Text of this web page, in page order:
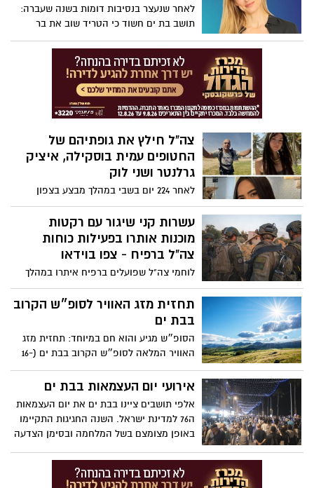
לאחר שנעצר בנסיבות דומות בשנה שעברה:
תושב בת ים חשוד כי הטריד שוב את בר
רפאלי. הדוגמנית התלוננה במשטרה כי
החשוד הגיע אל מחוץ לביתה ובהה בה לזמן
ממושך.
צה"ל חילץ את גופתיהם של
החטופים עמית בוסקילה, איציק
גרלנטר ושני לוק
לאחר 224 יום בשבי במהלך מבצע בצפון
רצועת עזה היום (שישי) אותרו גופתויהם של
ארבעה החטופים שלושה מבין החטופים
שגופותיהם הובאו בחזרה לישראל היו עד
היום בסטטוס של ׳חטוף חי׳. החטופים
ה28, איציק גרלנטר בן 57 תושב אירוס ושני
עשרות קני שיגור עם רקטות
מוכנות אותרו בפעילות כוחות
צה"ל ברפיח - צפו בוידאו
לוחמי צה"ל שפועלים ברפיח איתרו במהלך
היום עשרות קני שיגור מוכנים עם רקטות
ארוכות המכוונות לישראל. מתחמי השיגור
הושמדו על ידי צה"ל
תחזית מזג האוויר לסופ״ש הקרוב
בבת ים
הסופ״ש מגיע והוא חם במיוחד: תחזית מזג
האוויר המלאה לסופ״ש הקרוב בבת ים (16-
18.5).
אירועי יום העצמאות בבת ים
אלפי תושבים ציינו בבת ים את יום העצמאות
ה76 למדינת ישראל. השנה החגיגות התקיימו
באופן מצומצם בשל המלחמה ובסימן הצדעה